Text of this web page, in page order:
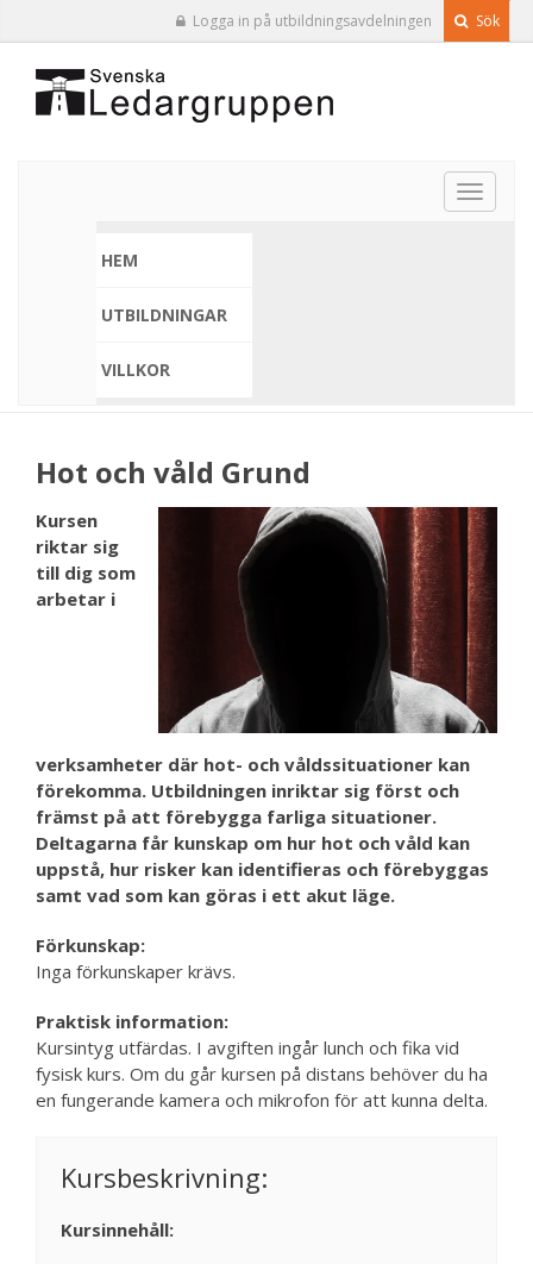
Logga in på utbildningsavdelningen Sök
Toggle
HEM
UTBILDNINGAR
VILLKOR
Hot och våld Grund
Kursen
riktar sig
till dig som
arbetar i
verksamheter där hot- och våldssituationer kan
förekomma. Utbildningen inriktar sig först och
främst på att förebygga farliga situationer.
Deltagarna får kunskap om hur hot och våld kan
uppstå, hur risker kan identifieras och förebyggas
samt vad som kan göras i ett akut läge.
Förkunskap:
Inga förkunskaper krävs.
Praktisk information:
Kursintyg utfärdas. I avgiften ingår lunch och fika vid
fysisk kurs. Om du går kursen på distans behöver du ha
en fungerande kamera och mikrofon för att kunna delta.
Kursbeskrivning:
Kursinnehåll: